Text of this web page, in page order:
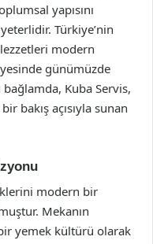
yapısını
Türkiye’nin
modern
günümüzde
Kuba Servis,
bakış açısıyla sunan
modern bir
Mekanın
yemek kültürü olarak